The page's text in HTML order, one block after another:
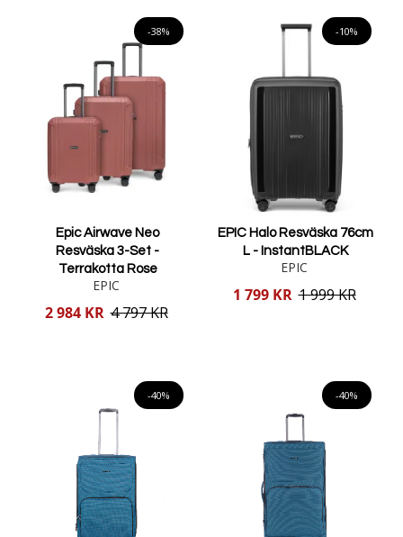
-38%
Epic Airwave Neo
Resväska 3-Set -
Terrakotta Rose
EPIC
Reducerat
2 984 KR 4 797 KR
-10%
EPIC Halo Resväska 76cm
L - InstantBLACK
EPIC
Reducerat
1 799 KR 1 999 KR
-40% -40%